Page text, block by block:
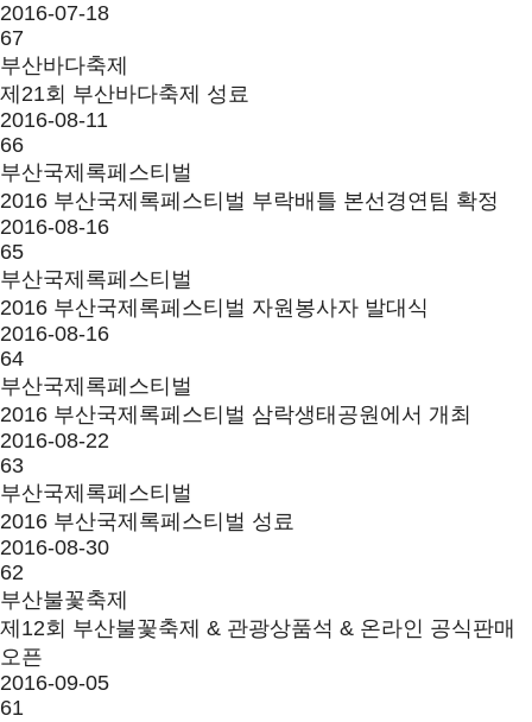
2016-07-18
67
부산바다축제
제21회 부산바다축제 성료
2016-08-11
66
부산국제록페스티벌
2016 부산국제록페스티벌 부락배틀 본선경연팀 확정
2016-08-16
65
부산국제록페스티벌
2016 부산국제록페스티벌 자원봉사자 발대식
2016-08-16
64
부산국제록페스티벌
2016 부산국제록페스티벌 삼락생태공원에서 개최
2016-08-22
63
부산국제록페스티벌
2016 부산국제록페스티벌 성료
2016-08-30
62
부산불꽃축제
제12회 부산불꽃축제 & 관광상품석 & 온라인 공식판매
오픈
2016-09-05
61